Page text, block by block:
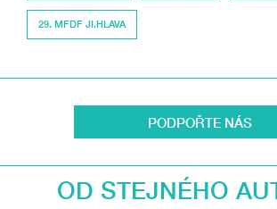
29. MFDF JI.HLAVA
PODPOŘTE NÁS
OD STEJNÉHO